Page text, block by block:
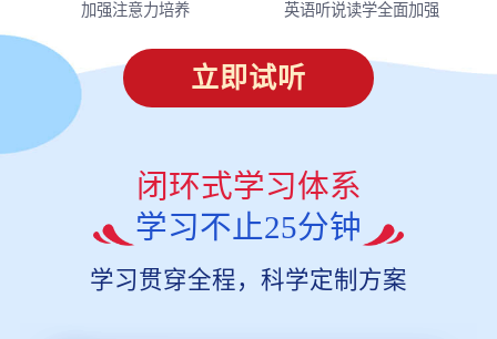
加强注意力培养
英语听说读学全面加强
立即试听
闭环式学习体系
学习不止25分钟
学习贯穿全程，科学定制方案